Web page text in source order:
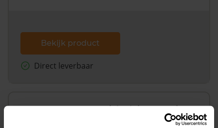
Bekijk product
Direct leverbaar
Koopsommenoverzicht (1 jaar gratis